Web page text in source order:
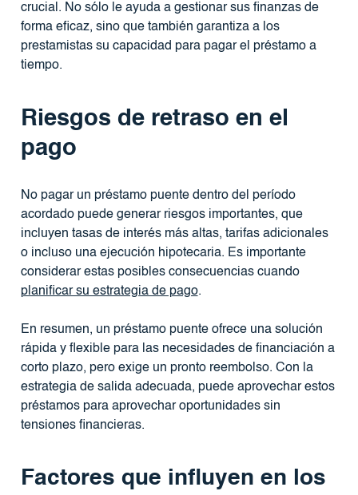
crucial. No sólo le ayuda a gestionar sus finanzas de
forma eficaz, sino que también garantiza a los
prestamistas su capacidad para pagar el préstamo a
tiempo.
Riesgos de retraso en el
pago
No pagar un préstamo puente dentro del período
acordado puede generar riesgos importantes, que
incluyen tasas de interés más altas, tarifas adicionales
o incluso una ejecución hipotecaria. Es importante
considerar estas posibles consecuencias cuando
planificar su estrategia de pago.
En resumen, un préstamo puente ofrece una solución
rápida y flexible para las necesidades de financiación a
corto plazo, pero exige un pronto reembolso. Con la
estrategia de salida adecuada, puede aprovechar estos
préstamos para aprovechar oportunidades sin
tensiones financieras.
Factores que influyen en los